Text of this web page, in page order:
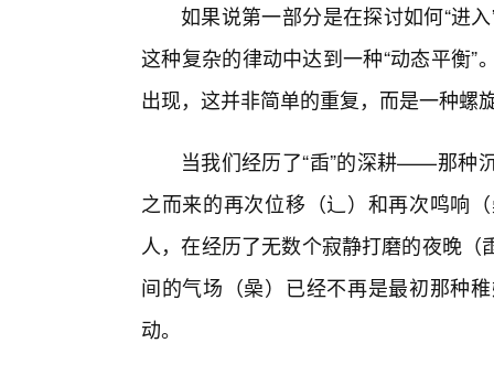
如果说第一部分是在探讨如何“进
这种复杂的律动中达到一种“动态平衡”
出现，这并非简单的重复，而是一种螺
当我们经历了“臿”的深耕——那种
之而来的再次位移（辶）和再次鸣响
人，在经历了无数个寂静打磨的夜晚
间的气场（喿）已经不再是最初那种
动。